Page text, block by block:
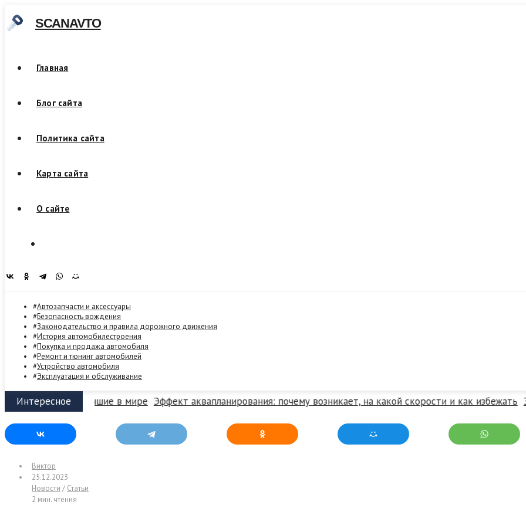
to
SCANAVTO
Главная
Блог сайта
Политика сайта
Карта сайта
О сайте
Автозапчасти и аксессуары
Безопасность вождения
Законодательство и правила дорожного движения
История автомобилестроения
Покупка и продажа автомобиля
Ремонт и тюнинг автомобилей
Устройство автомобиля
Эксплуатация и обслуживание
Интересное
снова лучшие в мире Эффект аквапланирования: почему возникает, на какой скорости и как избежать Это
Виктор
25.12.2023
Новости / Статьи
2 мин. чтения